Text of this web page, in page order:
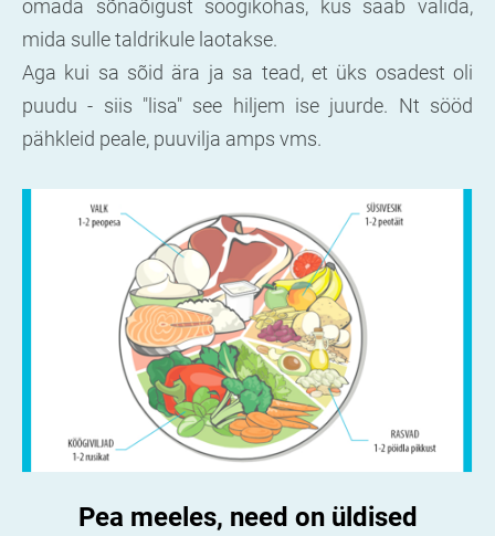
omada sõnaõigust söögikohas, kus saab valida,
mida sulle taldrikule laotakse.
Aga kui sa sõid ära ja sa tead, et üks osadest oli
puudu - siis "lisa" see hiljem ise juurde. Nt sööd
pähkleid peale, puuvilja amps vms.
Pea meeles, need on üldised